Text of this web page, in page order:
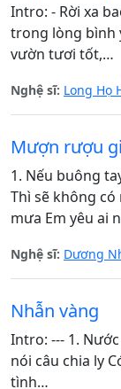
Intro: - Rời xa
trong lòng bình
vườn tươi tốt,…
Nghệ sĩ: Long Họ
Mượn rượu
1. Nếu buông
Thì sẽ không
mưa Em yêu ai
Nghệ sĩ: Dương
Nhẫn vàng
Intro: --- 1.
nói câu chia ly
tình…